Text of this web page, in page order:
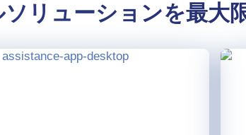
リューションを最大